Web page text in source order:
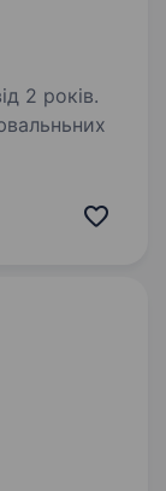
2 років.